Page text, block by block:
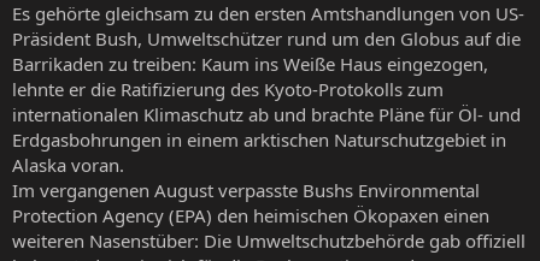
Es gehörte gleichsam zu den ersten Amtshandlungen von US-
Präsident Bush, Umweltschützer rund um den Globus auf die
Barrikaden zu treiben: Kaum ins Weiße Haus eingezogen,
lehnte er die Ratifizierung des Kyoto-Protokolls zum
internationalen Klimaschutz ab und brachte Pläne für Öl- und
Erdgasbohrungen in einem arktischen Naturschutzgebiet in
Alaska voran.
Im vergangenen August verpasste Bushs Environmental
Protection Agency (EPA) den heimischen Ökopaxen einen
weiteren Nasenstüber: Die Umweltschutzbehörde gab offiziell